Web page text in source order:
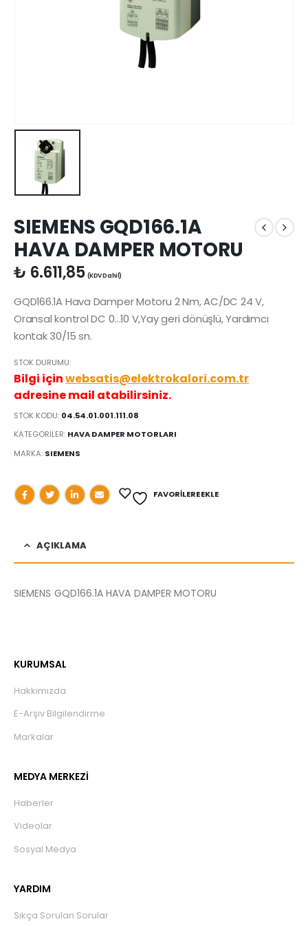
SIEMENS GQD166.1A
HAVA DAMPER MOTORU
₺ 6.611,85(KDV Dahil)
GQD166.1A Hava Damper Motoru 2 Nm, AC/DC 24 V,
Oransal kontrol DC 0…10 V,Yay geri dönüşlü, Yardımcı
kontak 30/15 sn.
STOK DURUMU:
Bilgi içinwebsatis@elektrokalori.com.tr
adresine mail atabilirsiniz.
STOK KODU: 04.54.01.001.111.08
KATEGORILER: HAVA DAMPER MOTORLARI
MARKA: SIEMENS
FAVORILERE EKLE
AÇIKLAMA
SIEMENS GQD166.1A HAVA DAMPER MOTORU
KURUMSAL
Hakkımızda
E-Arşiv Bilgilendirme
Markalar
MEDYA MERKEZİ
Haberler
Videolar
Sosyal Medya
YARDIM
Sıkça Sorulan Sorular